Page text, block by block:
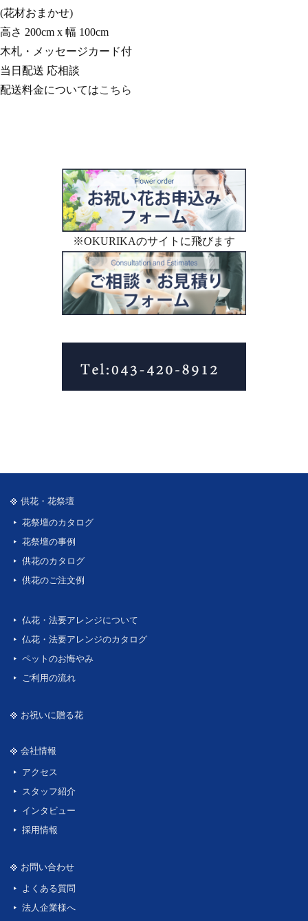
(花材おまかせ)
高さ 200cm x 幅 100cm
木札・メッセージカード付
当日配送 応相談
配送料金についてはこちら
※OKURIKAのサイトに飛びます
供花・花祭壇
花祭壇のカタログ
花祭壇の事例
供花のカタログ
供花のご注文例
仏花・法要アレンジについて
仏花・法要アレンジのカタログ
ペットのお悔やみ
ご利用の流れ
お祝いに贈る花
会社情報
アクセス
スタッフ紹介
インタビュー
採用情報
お問い合わせ
よくある質問
法人企業様へ